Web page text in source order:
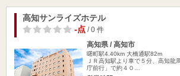
高知サンライズホテル
-点/ 0 件
高知県 / 高知市
曙町駅4.40km 大橋通駅82m
ＪＲ高知駅より車で５分、高知龍
庁前行」で約４０…